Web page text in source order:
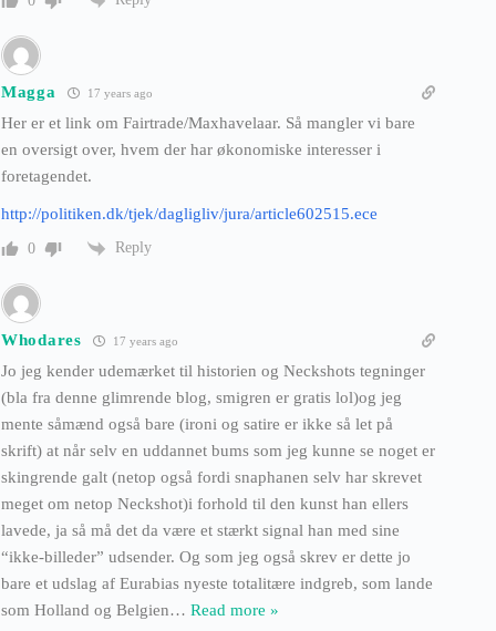
Magga 17 years ago
Her er et link om Fairtrade/Maxhavelaar. Så mangler vi bare
en oversigt over, hvem der har økonomiske interesser i
foretagendet.
http://politiken.dk/tjek/dagligliv/jura/article602515.ece
0 Reply
Whodares 17 years ago
Jo jeg kender udemærket til historien og Neckshots tegninger
(bla fra denne glimrende blog, smigren er gratis lol)og jeg
mente såmænd også bare (ironi og satire er ikke så let på
skrift) at når selv en uddannet bums som jeg kunne se noget er
skingrende galt (netop også fordi snaphanen selv har skrevet
meget om netop Neckshot)i forhold til den kunst han ellers
lavede, ja så må det da være et stærkt signal han med sine
“ikke-billeder” udsender. Og som jeg også skrev er dette jo
bare et udslag af Eurabias nyeste totalitære indgreb, som lande
som Holland og Belgien… Read more »